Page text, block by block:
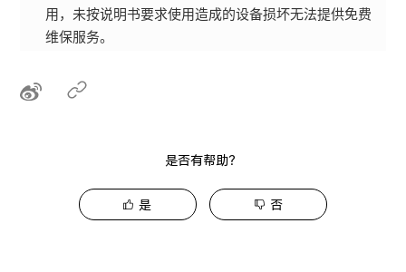
用，未按说明书要求使用造成的设备损坏无法提供免费
维保服务。
是否有帮助？
是 否